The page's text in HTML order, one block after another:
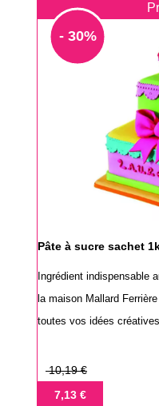
- 30%
Pâte à sucre sachet
Ingrédient indispensable
la maison Mallard
toutes vos idées
Prix
10,19 €
Prix7,13 €